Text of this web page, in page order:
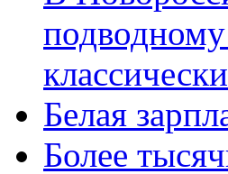
подводному
Белая
Более